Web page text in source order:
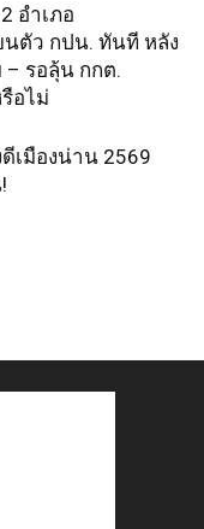
อำเภอ
นตัว กปน. ทันที หลัง
รอลุ้น กกต.
อไม่
เมืองน่าน 2569